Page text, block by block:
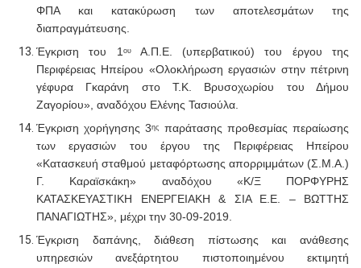
ΦΠΑ και κατακύρωση των αποτελεσμάτων της
διαπραγμάτευσης.
Έγκριση του 1 ου Α.Π.Ε. (υπερβατικού) του έργου της
Περιφέρειας Ηπείρου «Ολοκλήρωση εργασιών στην πέτρινη
γέφυρα Γκαράνη στο Τ.Κ. Βρυσοχωρίου του Δήμου
Ζαγορίου», αναδόχου Ελένης Τασιούλα.
Έγκριση χορήγησης 3ης
παράτασης προθεσμίας περαίωσης
των εργασιών του έργου της Περιφέρειας Ηπείρου
«Κατασκευή σταθμού μεταφόρτωσης απορριμμάτων (Σ.Μ.Α.)
Γ. Καραϊσκάκη» αναδόχου «Κ/Ξ ΠΟΡΦΥΡΗΣ
ΚΑΤΑΣΚΕΥΑΣΤΙΚΗ ΕΝΕΡΓΕΙΑΚΗ & ΣΙΑ Ε.Ε. – ΒΩΤΤΗΣ
ΠΑΝΑΓΙΩΤΗΣ», μέχρι την 30-09-2019.
Έγκριση δαπάνης, διάθεση πίστωσης και ανάθεσης
υπηρεσιών ανεξάρτητου πιστοποιημένου εκτιμητή